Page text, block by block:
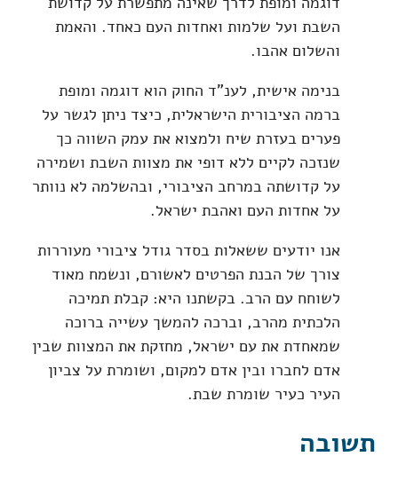
השבת ועל שלמות ואחדות העם כאחד. והאמת
והשלום אהבו.
בנימה אישית, לענ"ד החוק הוא דוגמה ומופת
ברמה הציבורית הישראלית, כיצד ניתן לגשר על
פערים בעזרת שיח ולמצוא את עמק השווה כך
שנזכה לקיים ללא דופי את מצוות השבת ושמירה
על קדושתה במרחב הציבורי, ובהשלמה לא נוותר
על אחדות העם ואהבת ישראל.
אנו יודעים ששאלות בסדר גודל ציבורי מעוררות
צורך של הבנת הפרטים לאשורם, ונשמח מאוד
לשוחח עם הרב. בקשתנו היא: קבלת תמיכה
הלכתית מהרב, וברכה להמשך עשייה ברוכה
שמאחדת את עם ישראל, מחזקת את המצוות שבין
אדם לחברו ובין אדם למקום, ושומרת על צביון
העיר כעיר שומרת שבת.
תשובה